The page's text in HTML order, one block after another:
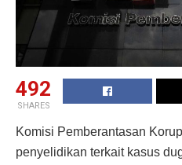
492
SHARES
Komisi Pemberantasan
penyelidikan terkait kasus